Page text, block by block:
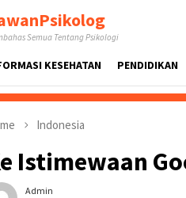
Semua Tentang Psikologi
KESEHATAN PENDIDIKAN
Indonesia
Istimewaan
Admin